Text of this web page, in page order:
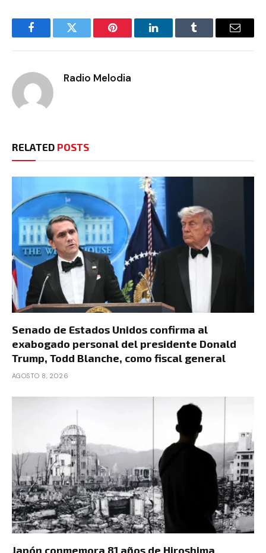
FacebookTwitter Pinterest LinkedInTumblr Email
Radio Melodia
RELATED POSTS
Senado de Estados Unidos confirma al
exabogado personal del presidente Donald
Trump, Todd Blanche, como fiscal general
AGOSTO 8, 2026
Japón conmemora 81 años de Hiroshima